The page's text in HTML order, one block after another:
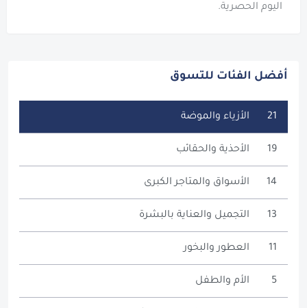
اليوم الحصرية.
أفضل الفئات للتسوق
الأزياء والموضة 21
الأحذية والحقائب 19
الأسواق والمتاجر الكبرى 14
التجميل والعناية بالبشرة 13
العطور والبخور 11
الأم والطفل 5